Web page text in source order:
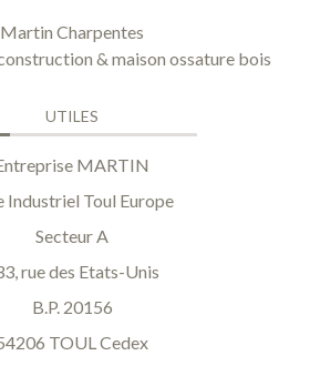
Martin Charpentes
& maison ossature bois
UTILES
MARTIN
Industriel Toul Europe
Secteur A
rue des Etats-Unis
B.P. 20156
TOUL Cedex